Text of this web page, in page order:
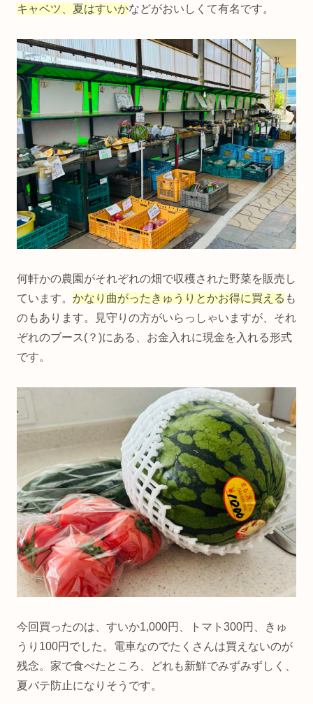
キャベツ、夏はすいかなどがおいしくて有名です。
何軒かの農園がそれぞれの畑で収穫された野菜を販売し
ています。 かなり曲がったきゅうりとかお得に買える も
のもあります。見守りの方がいらっしゃいますが、それ
ぞれのブース(？)にある、お金入れに現金を入れる形式
です。
今回買ったのは、すいか1,000円、トマト300円、きゅ
うり100円でした。電車なのでたくさんは買えないのが
残念。家で食べたところ、どれも新鮮でみずみずしく、
夏バテ防止になりそうです。